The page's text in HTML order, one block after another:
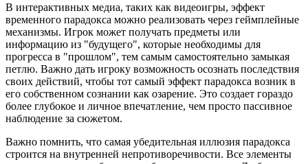
В интерактивных медиа, таких как видеоигры, эффект
временного парадокса можно реализовать через геймплейные
механизмы. Игрок может получать предметы или
информацию из "будущего", которые необходимы для
прогресса в "прошлом", тем самым самостоятельно замыкая
петлю. Важно дать игроку возможность осознать последствия
своих действий, чтобы тот самый эффект парадокса возник в
его собственном сознании как озарение. Это создает гораздо
более глубокое и личное впечатление, чем просто пассивное
наблюдение за сюжетом.
Важно помнить, что самая убедительная иллюзия парадокса
строится на внутренней непротиворечивости. Все элементы